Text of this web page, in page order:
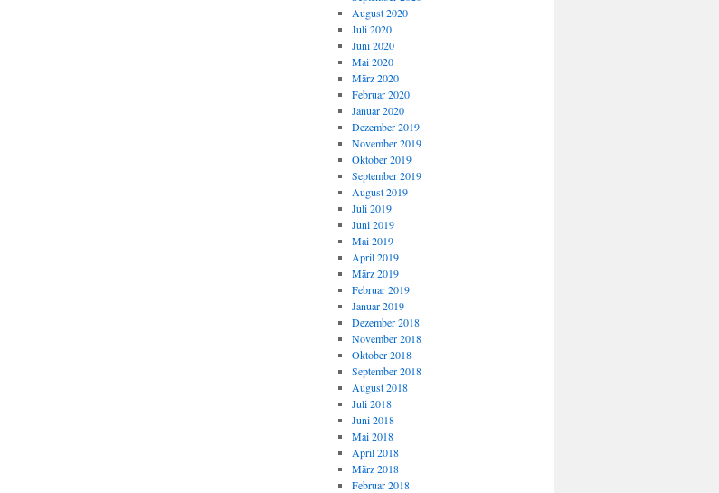
August 2020
Juli 2020
Juni 2020
Mai 2020
März 2020
Februar 2020
Januar 2020
Dezember 2019
November 2019
Oktober 2019
September 2019
August 2019
Juli 2019
Juni 2019
Mai 2019
April 2019
März 2019
Februar 2019
Januar 2019
Dezember 2018
November 2018
Oktober 2018
September 2018
August 2018
Juli 2018
Juni 2018
Mai 2018
April 2018
März 2018
Februar 2018